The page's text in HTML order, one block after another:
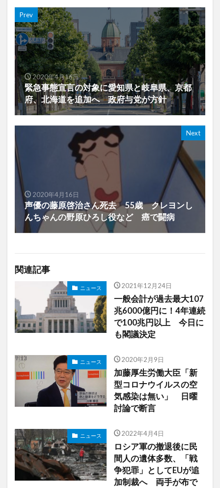
Prev
2020年4月16日
緊急事態宣言の対象に愛知県と岐阜県、京都
府、北海道を追加へ 政府与党が方針
Next
2020年4月16日
声優の藤原啓治さん死去 55歳 クレヨンし
んちゃんの野原ひろし役など 癌で闘病
関連記事
ニュース 2021年12月24日
一般会計が過去最大107
兆6000億円に！4年連続
で100兆円以上 今日に
も閣議決定
ニュース 2020年2月9日
加藤厚生労働大臣「新
型コロナウイルスの空
気感染は無い」 日曜
討論で断言
ニュース 2022年4月4日
ロシア軍の撤退後に民
間人の遺体多数、「戦
争犯罪」としてEUが追
加制裁へ 両手が布で